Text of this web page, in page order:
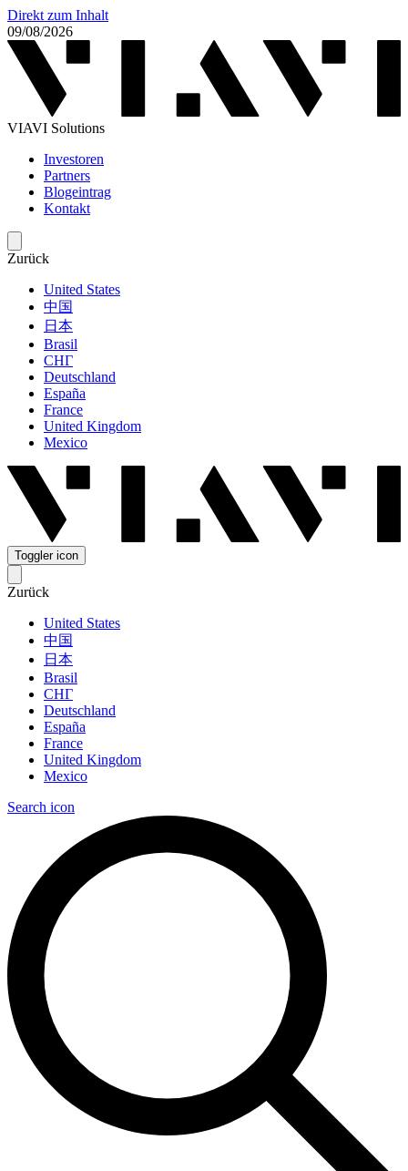
Direkt zum Inhalt
09/08/2026
VIAVI Solutions
Investoren
Partners
Blogeintrag
Kontakt
Zurück
United States
中国
日本
Brasil
СНГ
Deutschland
España
France
United Kingdom
Mexico
Toggler icon
Zurück
United States
中国
日本
Brasil
СНГ
Deutschland
España
France
United Kingdom
Mexico
Search icon